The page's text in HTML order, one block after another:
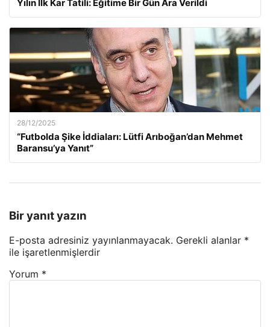
Yılın İlk Kar Tatili: Eğitime Bir Gün Ara Verildi
28/12/2025
“Futbolda Şike İddiaları: Lütfi Arıboğan’dan Mehmet
Baransu’ya Yanıt”
Bir yanıt yazın
E-posta adresiniz yayınlanmayacak. Gerekli alanlar *
ile işaretlenmişlerdir
Yorum *